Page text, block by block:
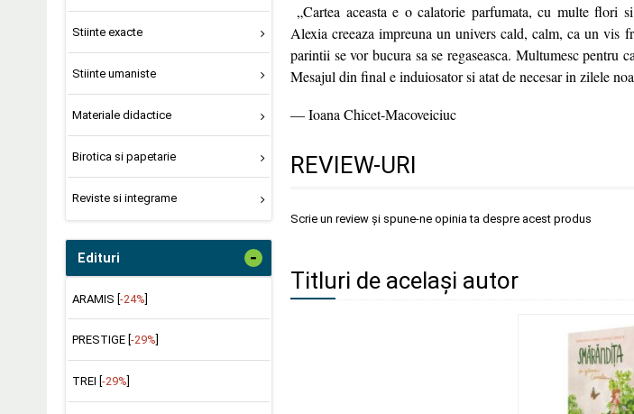
Stiinte exacte
Stiinte umaniste
Materiale didactice
Birotica si papetarie
Reviste si integrame
Edituri -
ARAMIS [-24%]
PRESTIGE [ -29%
TREI [ -29%
„Cartea aceasta e o calatorie parfumata, cu multe flori
Alexia creeaza impreuna un univers cald, calm, ca un vis
parintii se vor bucura sa se regaseasca. Multumesc pentru
Mesajul din final e induiosator si atat de necesar in zilele
— Ioana Chicet-Macoveiciuc
REVIEW-URI
Scrie un review și spune-ne opinia ta despre acest produs
Titluri de același autor